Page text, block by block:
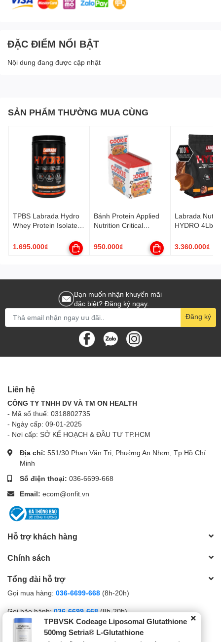
ĐẶC ĐIỂM NỔI BẬT
Nội dung đang được cập nhật
SẢN PHẨM THƯỜNG MUA CÙNG
TPBS Labrada Hydro
Whey Protein Isolate
1.695.000₫
Bánh Protein Applied
Nutrition Critical
Bánh)
950.000₫
Labrada
HYDRO 4Lbs,
Protein Isolate
3.360.000₫
Bạn muốn nhận khuyến mãi
đặc biệt? Đăng ký ngay.
Đăng ký
Liên hệ
CÔNG TY TNHH DV VÀ TM ON HEALTH
- Mã số thuế: 0318802735
- Ngày cấp: 09-01-2025
- Nơi cấp: SỞ KẾ HOẠCH & ĐẦU TƯ TP.HCM
Địa chỉ: 551/30 Phan Văn Trị, Phường An Nhơn, Tp.Hồ Chí
Minh
Số điện thoại: 036-6699-668
Email: ecom@onfit.vn
Hỗ trợ khách hàng
Chính sách
Tổng đài hỗ trợ
Gọi mua hàng: 036-6699-668 (8h-20h)
Gọi bảo hành: 036-6699-668(8h-20h)
Gọi khiếu nại: 0792-168-058 (8h-20h)
TPBVSK Codeage Liposomal Glutathione
500mg Setria® L-Glutathione